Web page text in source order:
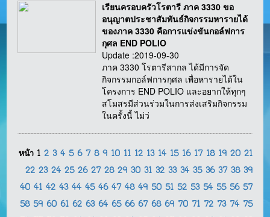
เรียนครอบครัวโรตารี ภาค 3330 ขอ
อนุญาตประชาสัมพันธ์กิจกรรมหารายได้
ของภาค 3330 คือการแข่งขันกอล์ฟการ
กุศล END POLIO
Update :2019-09-30
ภาค 3330 โรตารีสากล ได้มีการจัด
กิจกรรมกอล์ฟการกุศล เพื่อหารายได้ใน
โครงการ END POLIO และอยากให้ทุกๆ
สโมสรมีส่วนร่วมในการส่งเสริมกิจกรรม
ในครั้งนี้ ไม่ว่
หน้า 1 2 3 4 5 6 7 8 9 10 11 12 13 14 15 16 17 18 19 20 21
22 23 24 25 26 27 28 29 30 31 32 33 34 35 36 37 38 39
40 41 42 43 44 45 46 47 48 49 50 51 52 53 54 55 56 57
58 59 60 61 62 63 64 65 66 67 68 69 70 71 72 73 74 75